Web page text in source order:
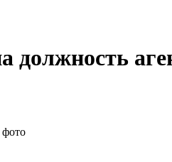
должность